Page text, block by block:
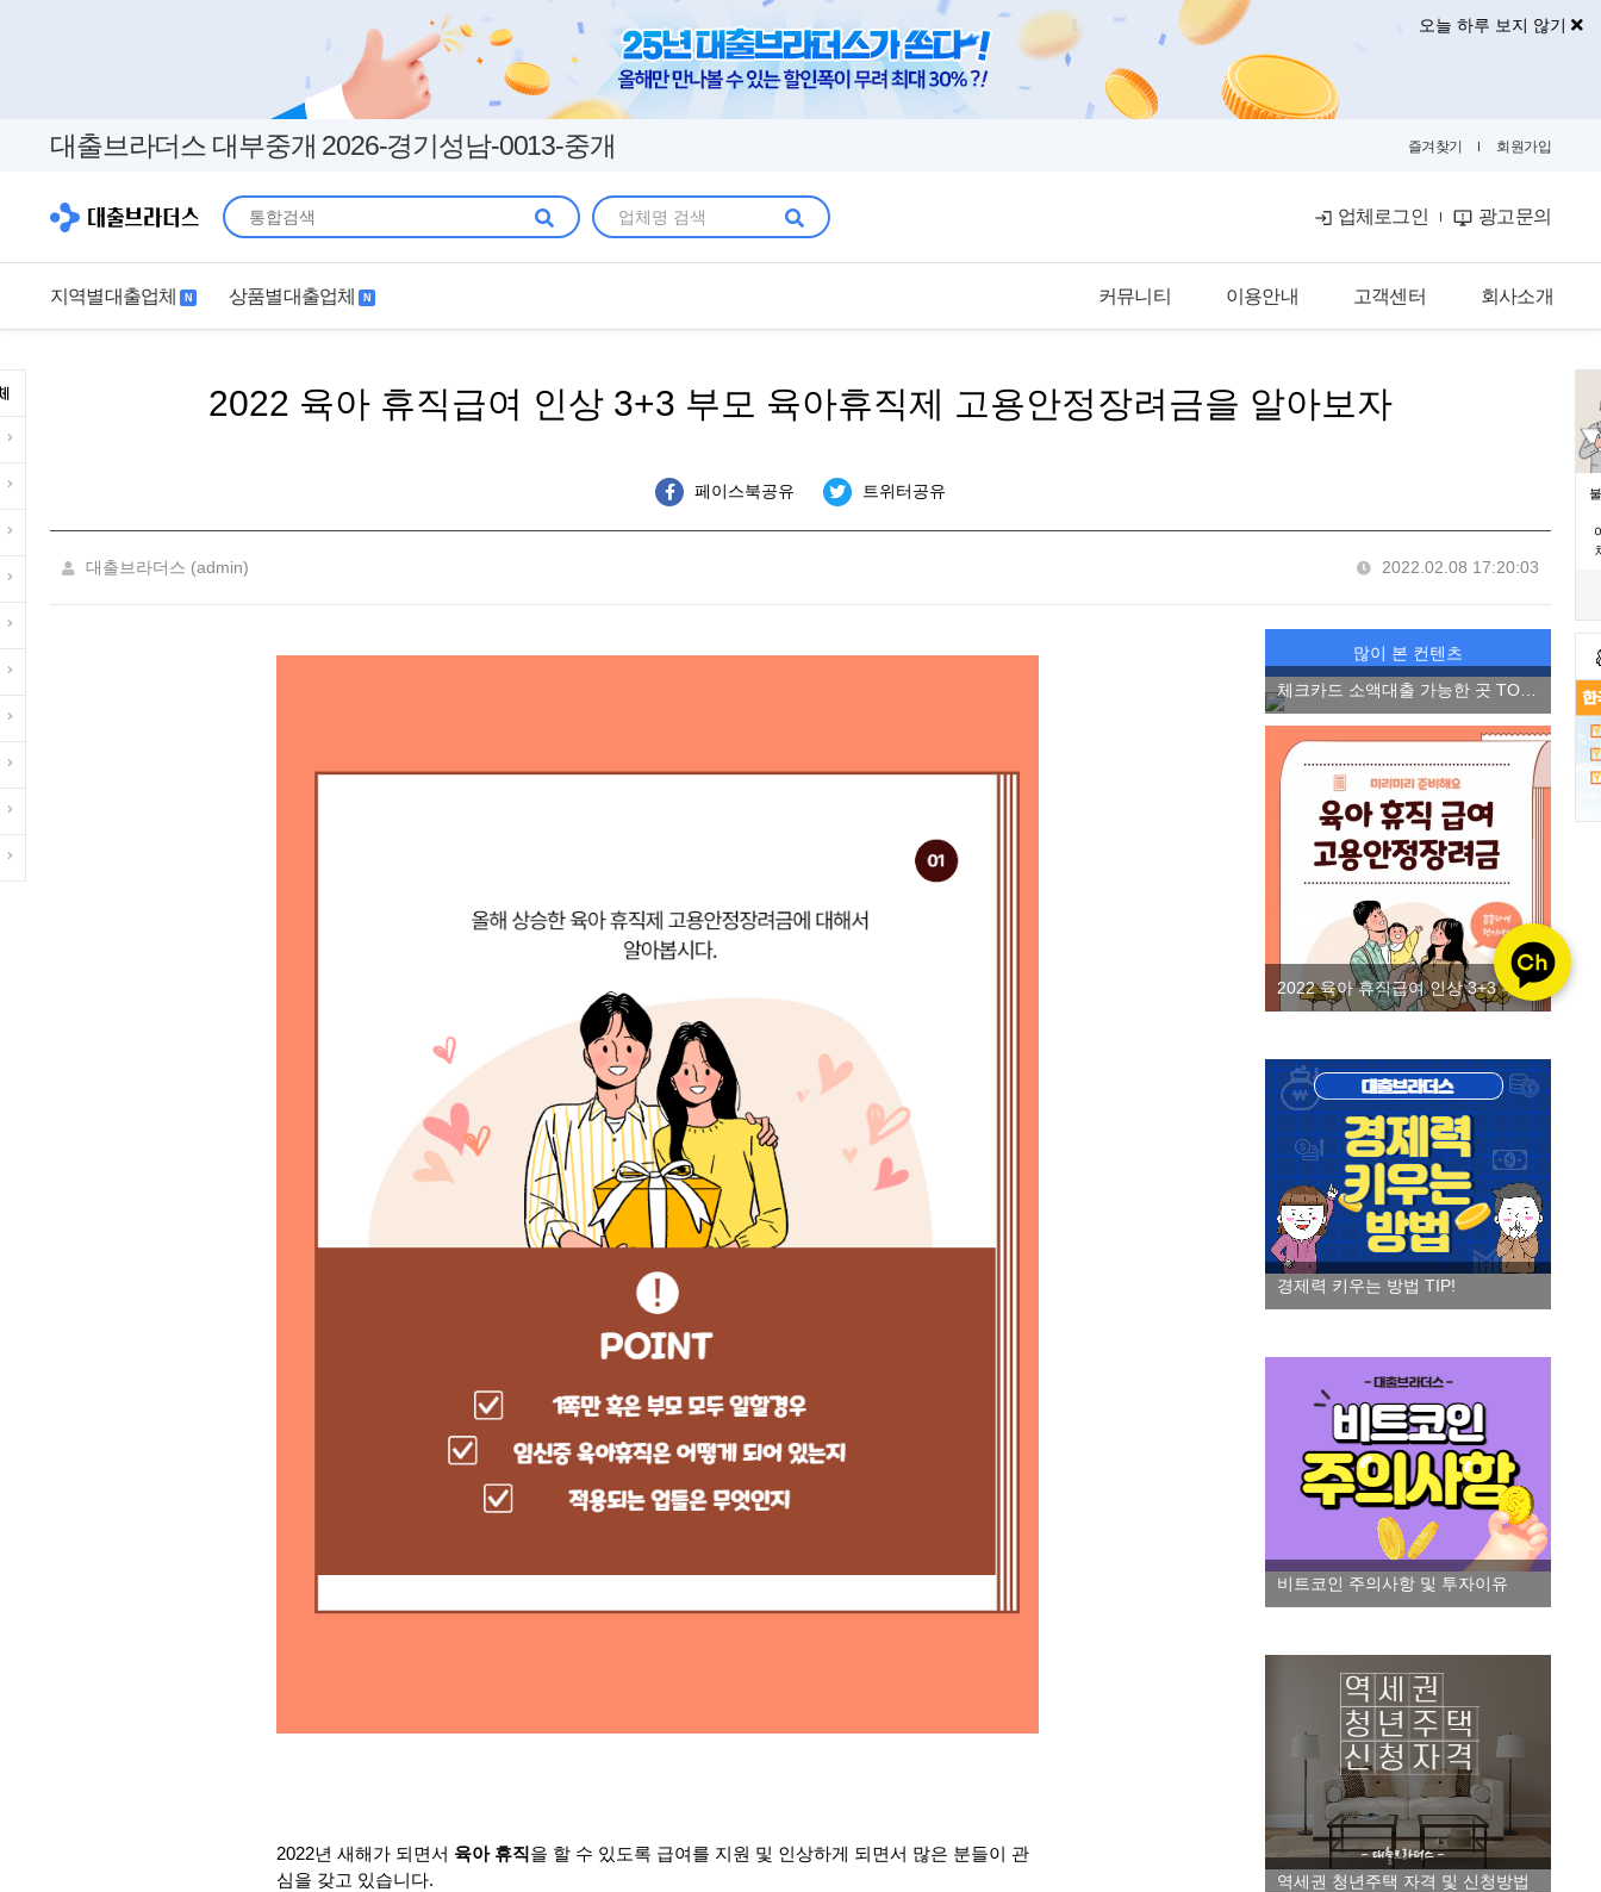
오늘 하루 보지 않기
대출브라더스 대부중개 2026-경기성남-0013-중개 즐겨찾기 회원가입
업체로그인 광고문의
지역별대출업체 N 상품별대출업체 N 커뮤니티 이용안내 고객센터 회사소개
직장인 무직자 금융뉴스 입점안내 자주묻는질문
2022 육아 휴직급여 인상 3+3 부모 육아휴직제 고용안정장려금을 알아보자
페이스북공유 트위터공유
대출브라더스 (admin) 2022.02.08 17:20:03
많이 본 컨텐츠
2022 육아 휴직급여 인상 3+3 부모 육아휴직제 고용안정장려금을 알아보자
경제력 키우는 방법 TIP!
비트코인 주의사항 및 투자이유
역세권 청년주택 자격 및 신청방법
2022년 새해가 되면서 육아 휴직을 할 수 있도록 급여를 지원 및 인상하게 되면서 많은 분들이 관
심을 갖고 있습니다.